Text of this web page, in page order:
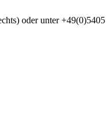
oder unter +49(0)5405